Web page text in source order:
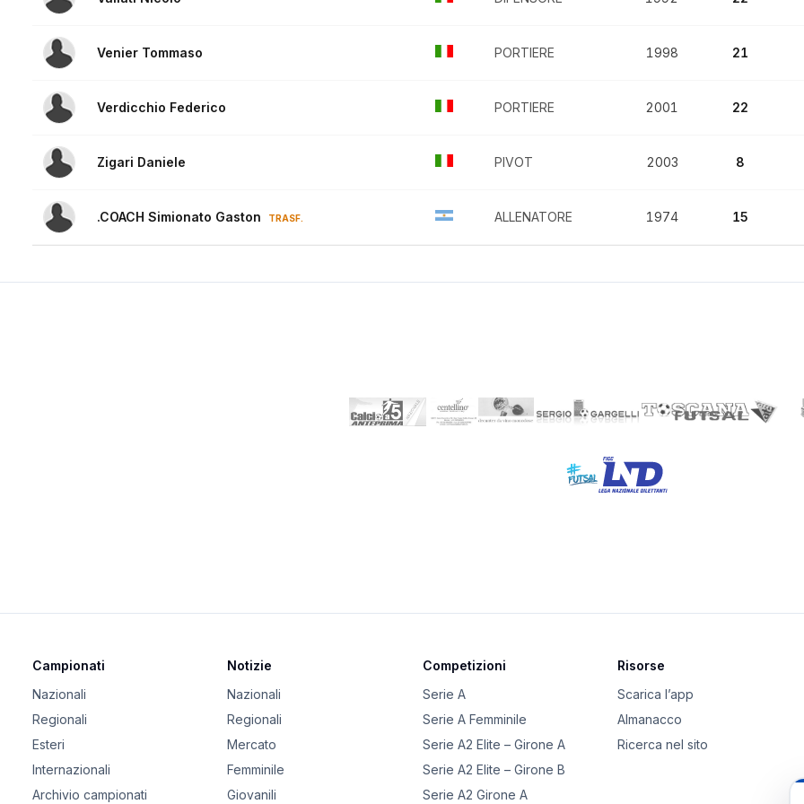
Venier Tommaso PORTIERE 1998 21
Verdicchio Federico PORTIERE 2001 22
Zigari Daniele PIVOT 2003 8
.COACH Simionato Gaston TRASF. ALLENATORE 1974 15
Campionati
Nazionali
Regionali
Esteri
Internazionali
Archivio campionati
Notizie
Nazionali
Regionali
Mercato
Femminile
Giovanili
Competizioni
Serie A
Serie A Femminile
Serie A2 Elite – Girone A
Serie A2 Elite – Girone B
Serie A2 Girone A
Risorse
Scarica l’app
Almanacco
Ricerca nel sito